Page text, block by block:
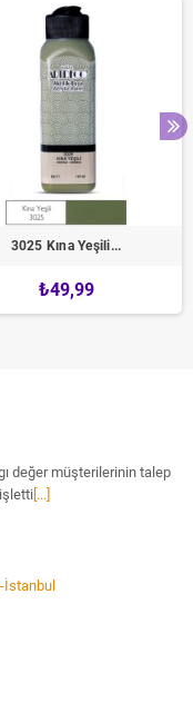
3025 Kına Yeşili...
₺49,99
değer müşterilerinin talep
[...]
İstanbul